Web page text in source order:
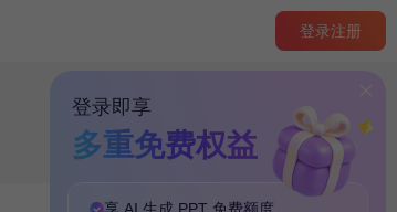
登录注册
登录即享
多重免费权益